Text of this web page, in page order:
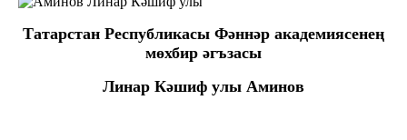
Татарстан Республикасы Фәннәр академиясенең
мөхбир әгъзасы
Линар Кәшиф улы Аминов